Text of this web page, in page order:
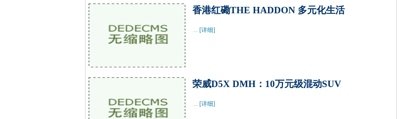
香港红磡THE HADDON 多元化生活
... [详细]
荣威D5X DMH：10万元级混动SUV
... [详细]